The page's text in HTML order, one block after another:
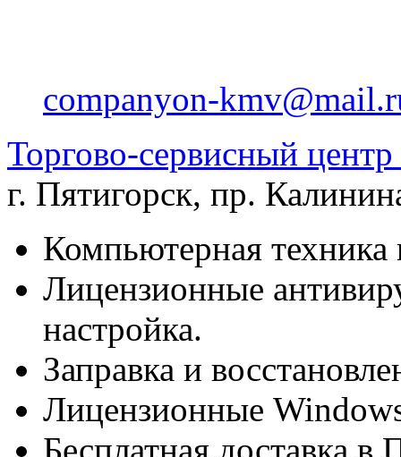
companyon-
Торгово-сервисный
г. Пятигорск, пр.
Компьютерная техника
Лицензионные
настройка.
Заправка и
Лицензионные